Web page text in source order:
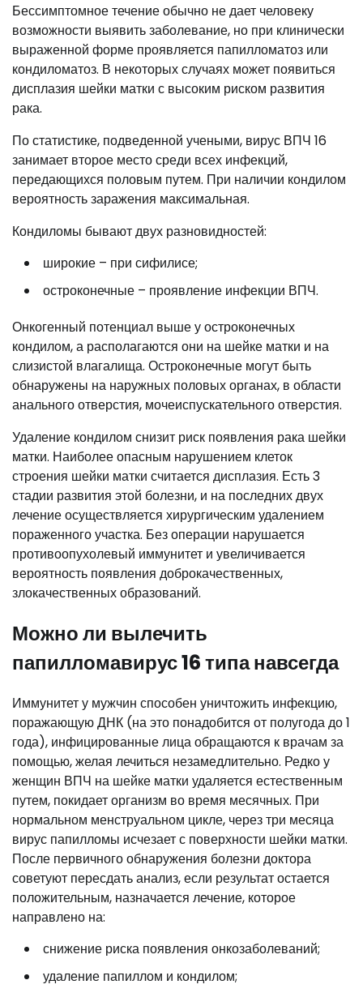
Бессимптомное течение обычно не дает человеку
возможности выявить заболевание, но при клинически
выраженной форме проявляется папилломатоз или
кондиломатоз. В некоторых случаях может появиться
дисплазия шейки матки с высоким риском развития
рака.
По статистике, подведенной учеными, вирус ВПЧ 16
занимает второе место среди всех инфекций,
передающихся половым путем. При наличии кондилом
вероятность заражения максимальная.
Кондиломы бывают двух разновидностей:
широкие – при сифилисе;
остроконечные – проявление инфекции ВПЧ.
Онкогенный потенциал выше у остроконечных
кондилом, а располагаются они на шейке матки и на
слизистой влагалища. Остроконечные могут быть
обнаружены на наружных половых органах, в области
анального отверстия, мочеиспускательного отверстия.
Удаление кондилом снизит риск появления рака шейки
матки. Наиболее опасным нарушением клеток
строения шейки матки считается дисплазия. Есть 3
стадии развития этой болезни, и на последних двух
лечение осуществляется хирургическим удалением
пораженного участка. Без операции нарушается
противоопухолевый иммунитет и увеличивается
вероятность появления доброкачественных,
злокачественных образований.
Можно ли вылечить
папилломавирус 16 типа навсегда
Иммунитет у мужчин способен уничтожить инфекцию,
поражающую ДНК (на это понадобится от полугода до 1
года), инфицированные лица обращаются к врачам за
помощью, желая лечиться незамедлительно. Редко у
женщин ВПЧ на шейке матки удаляется естественным
путем, покидает организм во время месячных. При
нормальном менструальном цикле, через три месяца
вирус папилломы исчезает с поверхности шейки матки.
После первичного обнаружения болезни доктора
советуют пересдать анализ, если результат остается
положительным, назначается лечение, которое
направлено на:
снижение риска появления онкозаболеваний;
удаление папиллом и кондилом;